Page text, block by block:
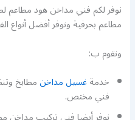
نوفر لكم فني مداخن هود مطاعم
مطاعم بحرفية ونوفر أفضل أنواع
ونقوم ب:
خدمةغسيل مداخنمطابخ
فني مختص.